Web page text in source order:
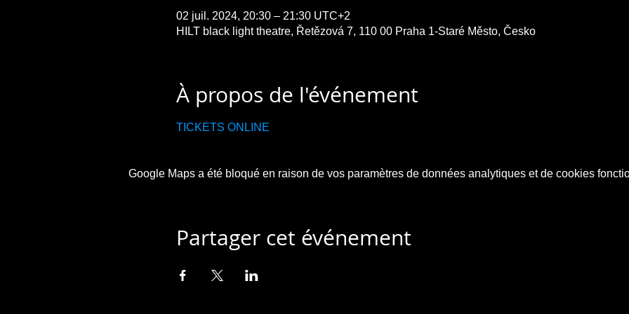
02 juil. 2024, 20:30 – 21:30 UTC+2
HILT black light theatre, Řetězová 7, 110 00 Praha 1-Staré Město, Česko
À propos de l'événement
TICKETS ONLINE
Google Maps a été bloqué en raison de vos paramètres de données analytiques et de cookies
Partager cet événement